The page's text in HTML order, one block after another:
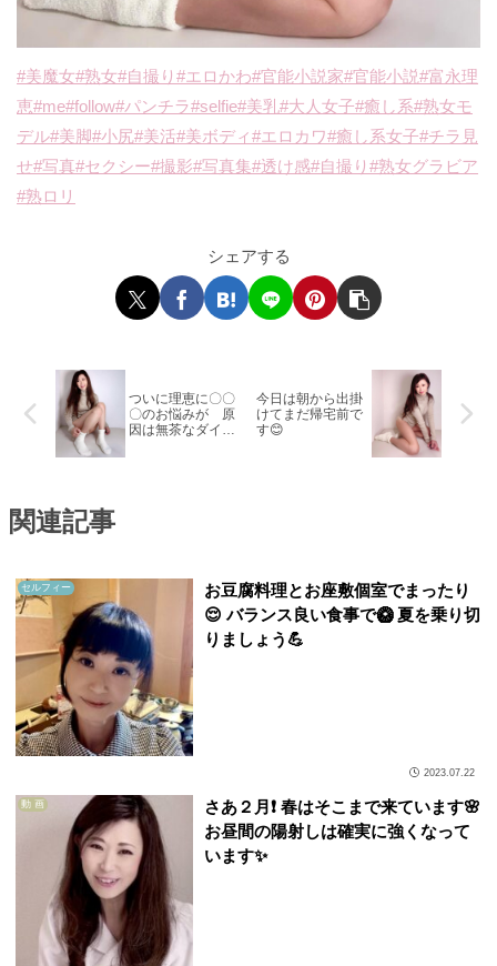
#美魔女#熟女#自撮り #エロかわ#官能小説家#官能小説#富永理
恵#me#follow#パンチラ#selfie#美乳#大人女子#癒し系#熟女モ
デル#美脚#小尻#美活#美ボディ#エロカワ#癒し系女子#チラ見
せ#写真#セクシー#撮影#写真集#透け感#自撮り #熟女グラビア
#熟ロリ
シェアする
ついに理恵に〇〇
〇のお悩みが 原
因は無茶なダイエ
今日は朝から出掛
けてまだ帰宅前で
す😊
関連記事
セルフィー
お豆腐料理とお座敷個室でまったり
😌 バランス良い食事で🥝 夏を乗り切
りましょう💪
2023.07.22
動 画
さあ２月❗️ 春はそこまで来ています🌸
お昼間の陽射しは確実に強くなって
います✨